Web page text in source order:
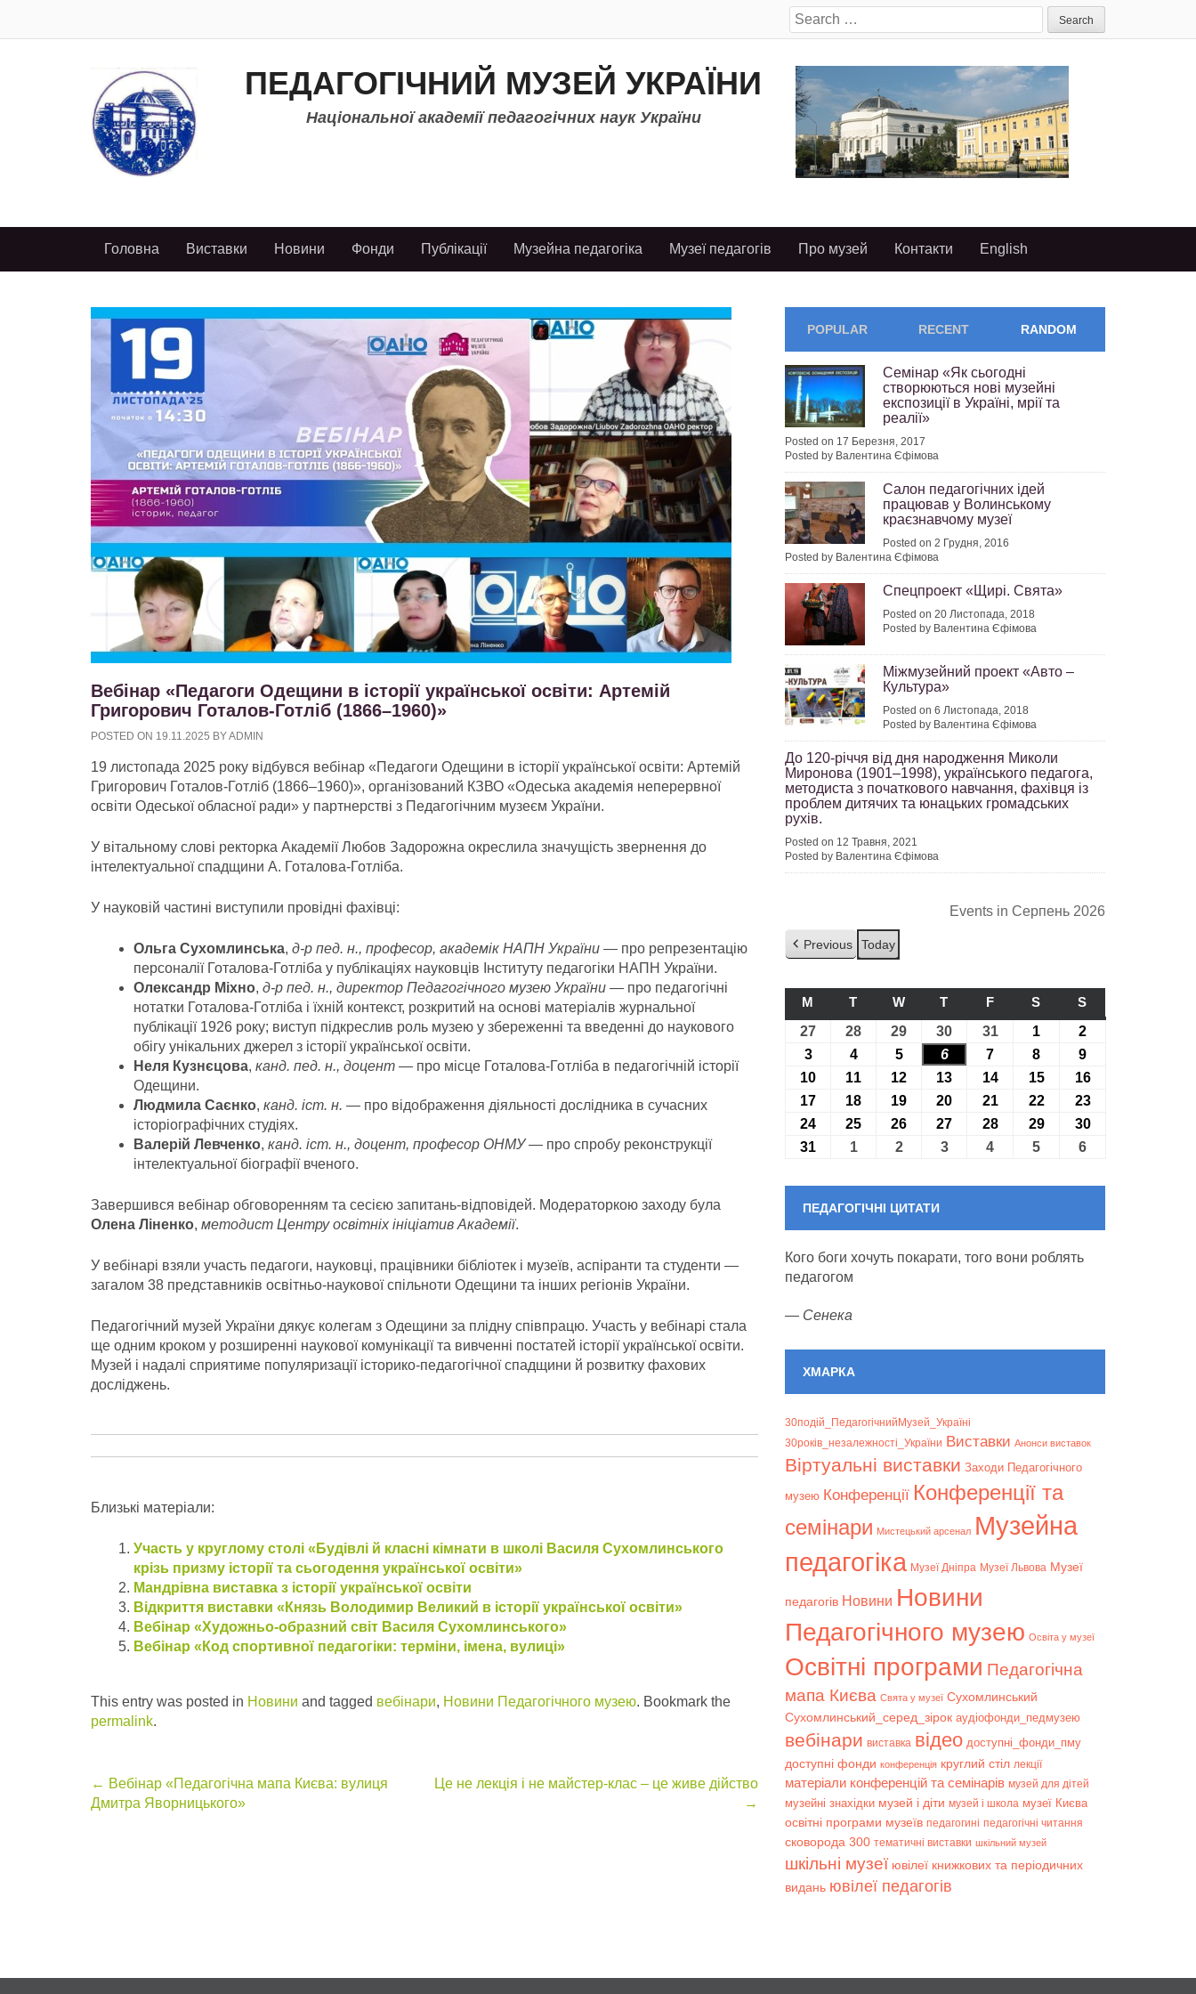
Search
for:
ПЕДАГОГІЧНИЙ МУЗЕЙ УКРАЇНИ
Національної академії педагогічних наук України
Головна Виставки Новини Фонди Публікації Музейна педагогіка Музеї педагогів Про музей Контакти English
Вебінар «Педагоги Одещини в історії української освіти: Артемій
Григорович Готалов-Готліб (1866–1960)»
POSTED ON 19.11.2025 BYADMIN
19 листопада 2025 року відбувся вебінар «Педагоги Одещини в історії української освіти: Артемій
Григорович Готалов-Готліб (1866–1960)», організований КЗВО «Одеська академія неперервної
освіти Одеської обласної ради» у партнерстві з Педагогічним музеєм України.
У вітальному слові ректорка Академії Любов Задорожна окреслила значущість звернення до
інтелектуальної спадщини А. Готалова-Готліба.
У науковій частині виступили провідні фахівці:
Ольга Сухомлинська, д-р пед. н., професор, академік НАПН України — про репрезентацію
персоналії Готалова-Готліба у публікаціях науковців Інституту педагогіки НАПН України.
Олександр Міхно, д-р пед. н., директор Педагогічного музею України — про педагогічні
нотатки Готалова-Готліба і їхній контекст, розкритий на основі матеріалів журнальної
публікації 1926 року; виступ підкреслив роль музею у збереженні та введенні до наукового
обігу унікальних джерел з історії української освіти.
Неля Кузнєцова, канд. пед. н., доцент — про місце Готалова-Готліба в педагогічній історії
Одещини.
Людмила Саєнко, канд. іст. н. — про відображення діяльності дослідника в сучасних
історіографічних студіях.
Валерій Левченко, канд. іст. н., доцент, професор ОНМУ— про спробу реконструкції
інтелектуальної біографії вченого.
Завершився вебінар обговоренням та сесією запитань-відповідей. Модераторкою заходу була
Олена Ліненко, методист Центру освітніх ініціатив Академії.
У вебінарі взяли участь педагоги, науковці, працівники бібліотек і музеїв, аспіранти та студенти —
загалом 38 представників освітньо-наукової спільноти Одещини та інших регіонів України.
Педагогічний музей України дякує колегам з Одещини за плідну співпрацю. Участь у вебінарі стала
ще одним кроком у розширенні наукової комунікації та вивченні постатей історії української освіти.
Музей і надалі сприятиме популяризації історико-педагогічної спадщини й розвитку фахових
досліджень.
Близькі матеріали:
Участь у круглому столі «Будівлі й класні кімнати в школі Василя Сухомлинського
крізь призму історії та сьогодення української освіти»
Мандрівна виставка з історії української освіти
Відкриття виставки «Князь Володимир Великий в історії української освіти»
Вебінар «Художньо-образний світ Василя Сухомлинського»
Вебінар «Код спортивної педагогіки: терміни, імена, вулиці»
This entry was posted in Новини and tagged вебінари, Новини Педагогічного музею. Bookmark the
permalink.
Post
← Вебінар «Педагогічна мапа Києва: вулиця
Дмитра Яворницького»
Це не лекція і не майстер-клас – це живе дійство
→
POPULAR RECENT RANDOM
Семінар «Як сьогодні
створюються нові музейні
експозиції в Україні, мрії та
реалії»
Posted on 17 Березня, 2017
Posted by Валентина Єфімова
Салон педагогічних ідей
працював у Волинському
краєзнавчому музеї
Posted on 2 Грудня, 2016
Posted by Валентина Єфімова
Спецпроект «Щирі. Свята»
Posted on 20 Листопада, 2018
Posted by Валентина Єфімова
Міжмузейний проект «Авто –
Культура»
Posted on 6 Листопада, 2018
Posted by Валентина Єфімова
До 120-річчя від дня народження Миколи
Миронова (1901–1998), українського педагога,
методиста з початкового навчання, фахівця із
проблем дитячих та юнацьких громадських
рухів.
Posted on 12 Травня, 2021
Posted by Валентина Єфімова
Events in Серпень 2026
Previous Today
M ПОНЕДІЛОК
T ВІВТОРОК
WСЕРЕДА
T ЧЕТВЕР
FП’ЯТНИЦЯ
S СУБОТА
S
27 27.07.2026
28 28.07.2026
29 29.07.2026
30 30.07.2026
3131.07.2026
1 01.08.2026
2
303.08.2026
404.08.2026
505.08.2026
606.08.2026
7 07.08.2026
8 08.08.2026
9
10 10.08.2026
11 11.08.2026
12 12.08.2026
13 13.08.2026
1414.08.2026
1515.08.2026
1616.08.2026
17 17.08.2026
18 18.08.2026
19 19.08.2026
20 20.08.2026
2121.08.2026
2222.08.2026
2323.08.2026
24 24.08.2026
25 25.08.2026
26 26.08.2026
27 27.08.2026
2828.08.2026
2929.08.2026
3030.08.2026
31 31.08.2026
101.09.2026
202.09.2026
303.09.2026
4 04.09.2026
5 05.09.2026
6
ПЕДАГОГІЧНІ ЦИТАТИ
Кого боги хочуть покарати, того вони роблять
педагогом
— Сенека
ХМАРКА
30подій_ПедагогічнийМузей_Україні
30років_незалежності_України Bиставки Анонси виставок
Віртуальні виставки Заходи Педагогічного
музею Конференції Конференції та
семінари Мистецький арсенал Музейна
педагогіка Музеї Дніпра Музеї Львова Музеї
педагогів Новини Новини
Педагогічного музею Освіта у музеї
Освітні програми Педагогічна
мапа Києва Свята у музеї Сухомлинський
Сухомлинський_серед_зірок аудіофонди_педмузею
вебінари виставка відео доступні_фонди_пму
доступні фонди конференція круглий стіл лекції
матеріали конференцій та семінарів музей для дітей
музейні знахідки музей і діти музей і школа музеї Києва
освітні програми музеїв педагогині педагогічні читання
сковорода 300 тематичні виставки шкільний музей
шкільні музеї ювілеї книжкових та періодичних
видань ювілеї педагогів